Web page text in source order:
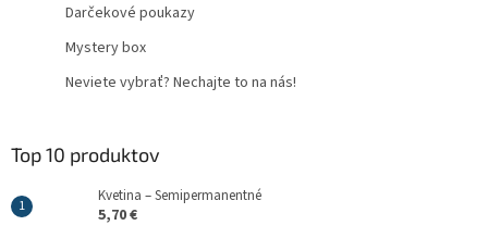
Darčekové poukazy
Mystery box
Neviete vybrať? Nechajte to na nás!
Top 10 produktov
Kvetina – Semipermanentné
5,70 €